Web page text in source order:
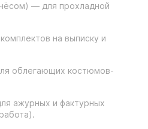
— для прохладной
на выписку и
облегающих костюмов-
ажурных и фактурных